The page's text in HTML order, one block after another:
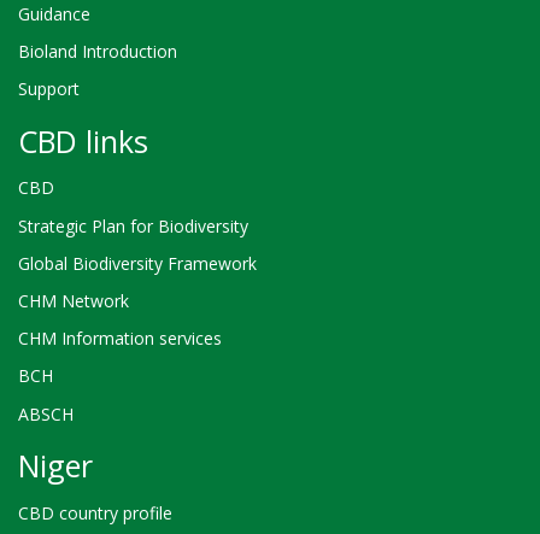
Guidance
Bioland Introduction
Support
CBD links
CBD
Strategic Plan for Biodiversity
Global Biodiversity Framework
CHM Network
CHM Information services
BCH
ABSCH
Niger
CBD country profile